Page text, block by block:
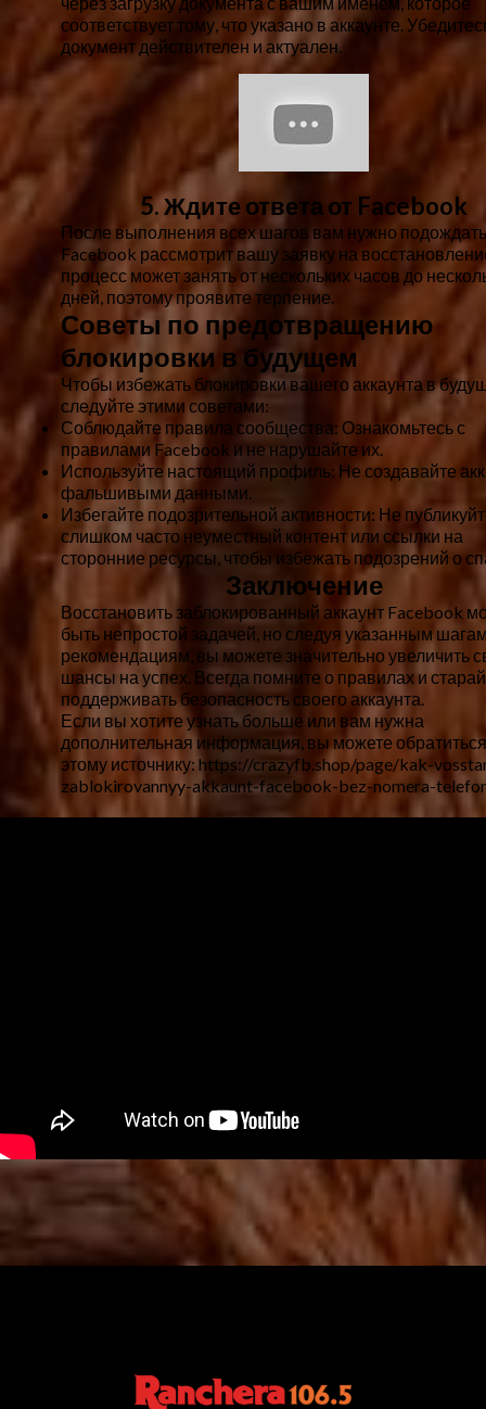
соответствует тому, что указано в аккаунте.
документ действителен и актуален.
5. Ждите ответа от Facebook
После выполнения всех шагов вам нужно
Facebook рассмотрит вашу заявку на
процесс может занять от нескольких часов до
дней, поэтому проявите терпение.
Советы по предотвращению
блокировки в будущем
Чтобы избежать блокировки вашего аккаунта в
следуйте этими советами:
Соблюдайте правила сообщества: Ознакомьтесь с
правилами Facebook и не нарушайте их.
Используйте настоящий профиль: Не создавайте
фальшивыми данными.
Избегайте подозрительной активности: Не
слишком часто неуместный контент или ссылки на
сторонние ресурсы, чтобы избежать подозрений о
Заключение
Восстановить заблокированный аккаунт Facebook
быть непростой задачей, но следуя указанным
рекомендациям, вы можете значительно увеличить
шансы на успех. Всегда помните о правилах и
поддерживать безопасность своего аккаунта.
Если вы хотите узнать больше или вам нужна
дополнительная информация, вы можете
этому источнику: https://crazyfb.shop/page/kak-
zablokirovannyy-akkaunt-facebook-bez-nomera-